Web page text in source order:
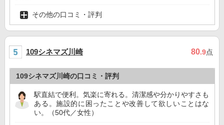
その他の口コミ・評判
109シネマズ川崎 80.9点
109シネマズ川崎の口コミ・評判
駅直結で便利。気楽に寄れる。清潔感や分かりやすさも
ある。施設的に困ったことや改善して欲しいことはな
い。（50代／女性）